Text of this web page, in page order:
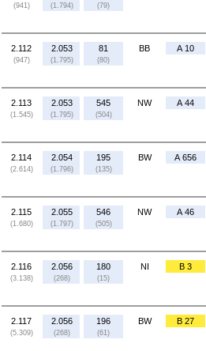
(941) (1.794) (79)
2.112
(947)
2.053
(1.795)
81
(80)
BB A 10
2.113
(1.545)
2.053
(1.795)
545
(504)
NW A 44
2.114
(2.614)
2.054
(1.796)
195
(135)
BW A 656
2.115
(1.680)
2.055
(1.797)
546
(505)
NW A 46
2.116
(3.138)
2.056
(268)
180
(15)
NI B 3
2.117
(5.309)
2.056
(268)
196
(61)
BW B 27